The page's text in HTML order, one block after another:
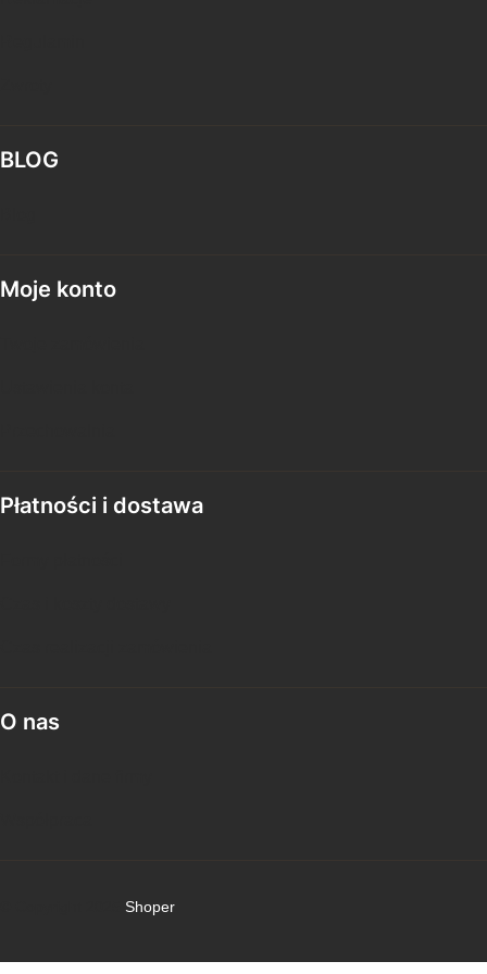
BLOG
Moje konto
Płatności i dostawa
O nas
Shoper